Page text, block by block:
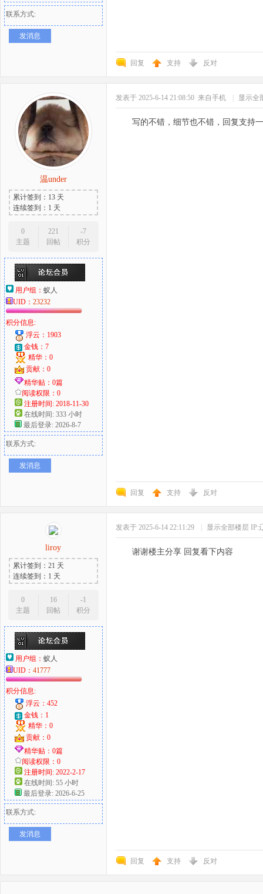
联系方式:
发消息
回复 支持 反对
温under
累计签到：13 天
连续签到：1 天
0
主题
221
回帖
-7
积分
用户组： 蚁人
UID： 23232
积分信息:
浮云：1903
金钱：7
精华：0
贡献：0
精华贴：0篇
阅读权限：0
注册时间: 2018-11-30
在线时间: 333 小时
最后登录: 2026-8-7
联系方式:
发消息
发表于 2025-6-14 21:08:50 来自手机 显示全
写的不错，细节也不错，回复支持
回复 支持 反对
liroy
累计签到：21 天
连续签到：1 天
0
主题
16
回帖
-1
积分
用户组： 蚁人
UID： 41777
积分信息:
浮云：452
金钱：1
精华：0
贡献：0
精华贴：0篇
阅读权限：0
注册时间: 2022-2-17
在线时间: 55 小时
最后登录: 2026-6-25
联系方式:
发消息
发表于 2025-6-14 22:11:29 显示全部楼层 IP:
谢谢楼主分享 回复看下内容
回复 支持 反对